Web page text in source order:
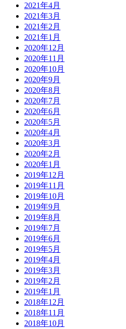
2021年4月
2021年3月
2021年2月
2021年1月
2020年12月
2020年11月
2020年10月
2020年9月
2020年8月
2020年7月
2020年6月
2020年5月
2020年4月
2020年3月
2020年2月
2020年1月
2019年12月
2019年11月
2019年10月
2019年9月
2019年8月
2019年7月
2019年6月
2019年5月
2019年4月
2019年3月
2019年2月
2019年1月
2018年12月
2018年11月
2018年10月